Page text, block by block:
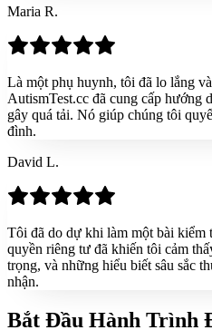
Maria R.
Là một phụ huynh, tôi đã lo lắng
AutismTest.cc đã cung cấp hướng
gây quá tải. Nó giúp chúng tôi
đình.
David L.
Tôi đã do dự khi làm một bài kiểm
quyền riêng tư đã khiến tôi cảm
trọng, và những hiểu biết sâu sắc
nhận.
Bắt Đầu Hành Trình